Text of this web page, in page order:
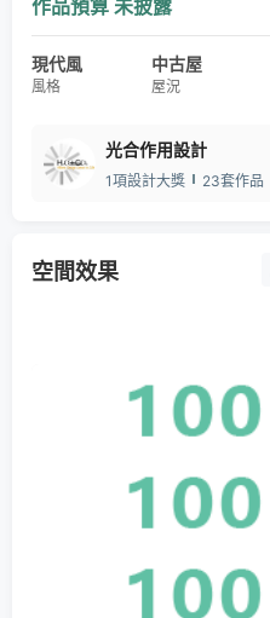
作品預算 未披露
現代風
風格
中古屋
屋況
光合作用設計
1項設計大獎
23套作品
空間效果